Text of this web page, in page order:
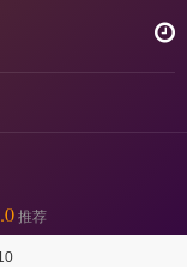
推荐